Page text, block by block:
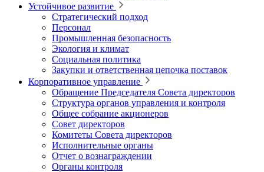
Устойчивое развитие
Стратегический подход
Персонал
Промышленная безопасность
Экология и климат
Социальная политика
Закупки и ответственная цепочка поставок
Корпоративное управление
Обращение Председателя Совета директоров
Структура органов управления и контроля
Общее собрание акционеров
Совет директоров
Комитеты Совета директоров
Исполнительные органы
Отчет о вознаграждении
Органы контроля